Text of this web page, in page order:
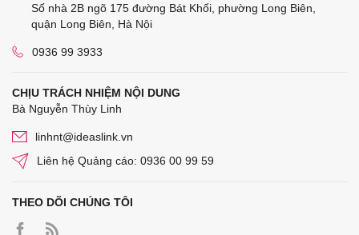
Số nhà 2B ngõ 175 đường Bát Khối, phường Long Biên,
quận Long Biên, Hà Nội
0936 99 3933
CHỊU TRÁCH NHIỆM NỘI DUNG
Bà Nguyễn Thùy Linh
linhnt@ideaslink.vn
Liên hệ Quảng cáo: 0936 00 99 59
THEO DÕI CHÚNG TÔI